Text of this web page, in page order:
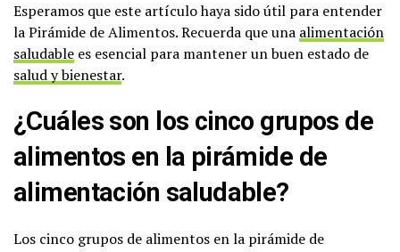
Esperamos que este artículo haya sido útil para entender
la Pirámide de Alimentos. Recuerda que una alimentación
saludable es esencial para mantener un buen estado de
salud y bienestar.
¿Cuáles son los cinco grupos de
alimentos en la pirámide de
alimentación saludable?
Los cinco grupos de alimentos en la pirámide de